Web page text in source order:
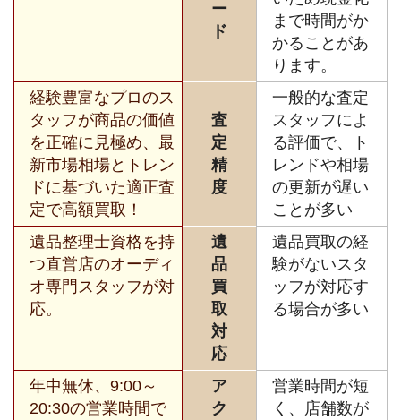
ー
ド
まで時間がか
かることがあ
ります。
経験豊富なプロのス
タッフが商品の価値
を正確に見極め、最
新市場相場とトレン
ドに基づいた適正査
定で高額買取！
査
定
精
度
一般的な査定
スタッフによ
る評価で、ト
レンドや相場
の更新が遅い
ことが多い
遺品整理士資格を持
つ直営店のオーディ
オ専門スタッフが対
応。
遺
品
買
取
対
応
遺品買取の経
験がないスタ
ッフが対応す
る場合が多い
年中無休、9:00～
20:30の営業時間で
ア
ク
営業時間が短
く、店舗数が